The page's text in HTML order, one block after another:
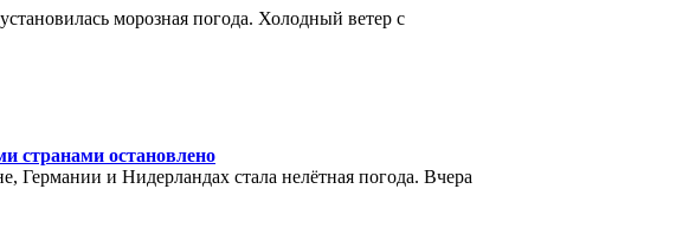
морозная погода. Холодный ветер с
странами остановлено
и Нидерландах стала нелётная погода. Вчера